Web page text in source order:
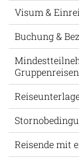
Visum &
Buchung &
Gruppenreisen
Reisende mit